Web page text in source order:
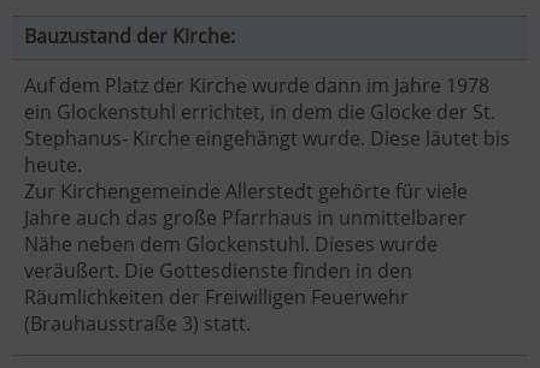
Bauzustand der Kirche:
Auf dem Platz der Kirche wurde dann im Jahre 1978
ein Glockenstuhl errichtet, in dem die Glocke der St.
Stephanus- Kirche eingehängt wurde. Diese läutet bis
heute.
Zur Kirchengemeinde Allerstedt gehörte für viele
Jahre auch das große Pfarrhaus in unmittelbarer
Nähe neben dem Glockenstuhl. Dieses wurde
veräußert. Die Gottesdienste finden in den
Räumlichkeiten der Freiwilligen Feuerwehr
(Brauhausstraße 3) statt.